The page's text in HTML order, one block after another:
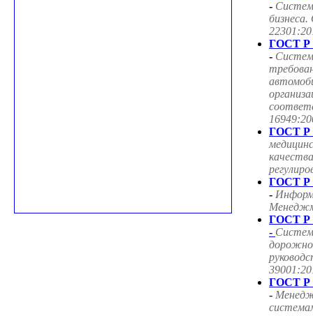
-
ГОСТ Р
-
ГОСТ Р
ГОСТ Р
-
ГОСТ Р
-
ГОСТ Р
-